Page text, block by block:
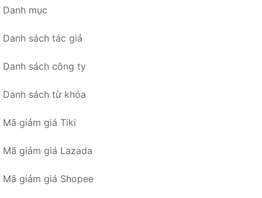
Danh mục
Danh sách tác giả
Danh sách công ty
Danh sách từ khóa
Mã giảm giá Tiki
Mã giảm giá Lazada
Mã giảm giá Shopee